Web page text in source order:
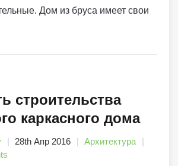
Дом из бруса имеет свои
строительства
каркасного дома
28th Апр 2016
Архитектура